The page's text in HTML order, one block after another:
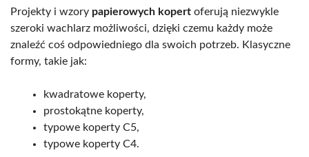
Projekty i wzory papierowych kopert oferują niezwykle
szeroki wachlarz możliwości, dzięki czemu każdy może
znaleźć coś odpowiedniego dla swoich potrzeb. Klasyczne
formy, takie jak:
kwadratowe koperty,
prostokątne koperty,
typowe koperty C5,
typowe koperty C4.